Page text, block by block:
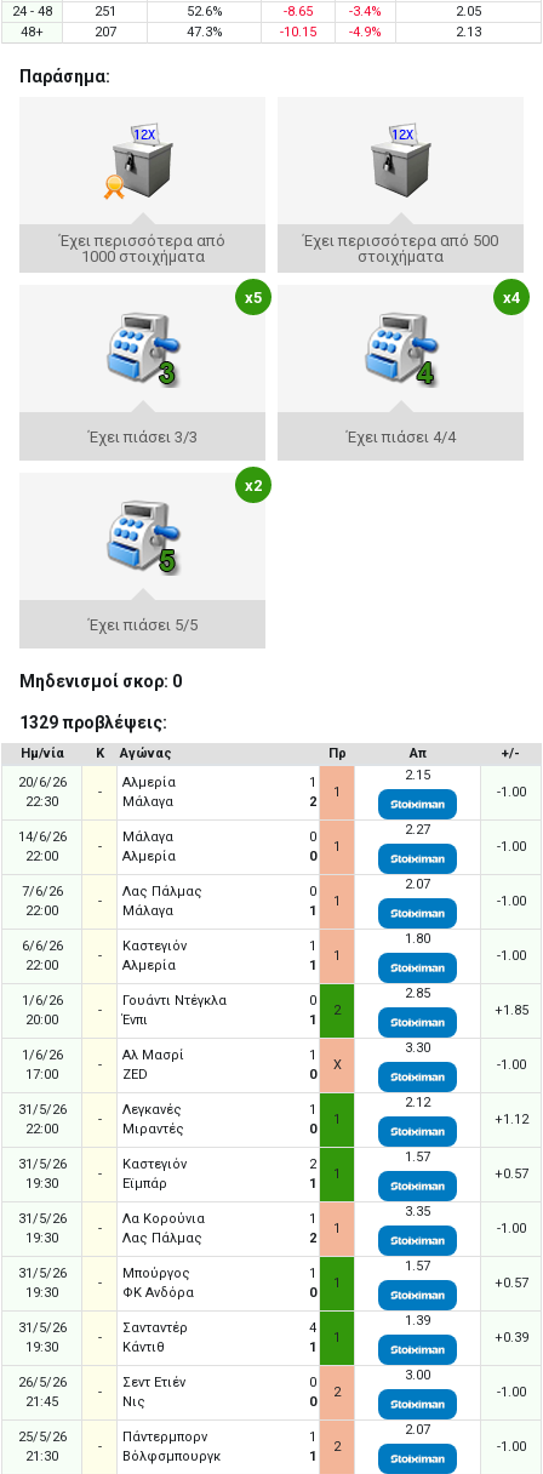
24 - 48 251 52.6% -8.65 -3.4%
2.05
48+
207 47.3% -10.15 -4.9% 2.13
Παράσημα:
Έχει περισσότερα από
1000 στοιχήματα
Έχει περισσότερα από 500
στοιχήματα
x5
Έχει πιάσει 3/3
x4
Έχει πιάσει 4/4
x2
Έχει πιάσει 5/5
Μηδενισμοί σκορ: 0
1329 προβλέψεις:
Ημ/νία Κ Αγώνας Πρ Απ
+/-
20/6/26
22:30
-
Αλμερία
1
Μάλαγα
2
1
2.15
-1.00
14/6/26
22:00
-
Μάλαγα
0
Αλμερία
0
1
2.27
-1.00
7/6/26
22:00
-
Λας Πάλμας
0
Μάλαγα
1
1
2.07
-1.00
6/6/26
22:00
-
Καστεγιόν
1
Αλμερία
1
1
1.80
-1.00
1/6/26
20:00
-
Γουάντι Ντέγκλα
0
Ένπι
1
2
2.85
+1.85
1/6/26
17:00
-
Αλ Μασρί
1
ZED
0
X
3.30
-1.00
31/5/26
22:00
-
Λεγκανές
1
Μιραντές
0
1
2.12
+1.12
31/5/26
19:30
-
Καστεγιόν
2
Εϊμπάρ
1
1
1.57
+0.57
31/5/26
19:30
-
Λα Κορούνια
1
Λας Πάλμας
2
1
3.35
-1.00
31/5/26
19:30
-
Μπούργος
1
ΦΚ Ανδόρα
0
1
1.57
+0.57
31/5/26
19:30
-
Σανταντέρ
4
Κάντιθ
1
1
1.39
+0.39
26/5/26
21:45
-
Σεντ Ετιέν
0
Νις
0
2
3.00
-1.00
25/5/26
21:30
-
Πάντερμπορν
1
Βόλφσμπουργκ
1
2
2.07
-1.00